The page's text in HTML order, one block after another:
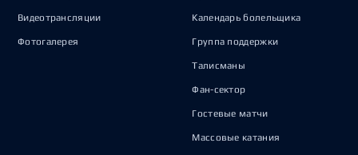
Видеотрансляции
Фотогалерея
Календарь болельщика
Группа поддержки
Талисманы
Фан-сектор
Гостевые матчи
Массовые катания